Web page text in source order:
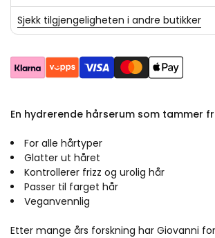
Sjekk tilgjengeligheten i andre butikker
En hydrerende hårserum som tammer
For alle hårtyper
Glatter ut håret
Kontrollerer frizz og urolig hår
Passer til farget hår
Veganvennlig
Etter mange års forskning har Giovanni